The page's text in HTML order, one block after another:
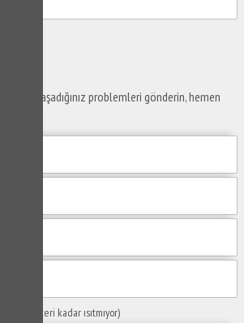
yaşadığınız problemleri gönderin, hemen
yeteri kadar ısıtmıyor)